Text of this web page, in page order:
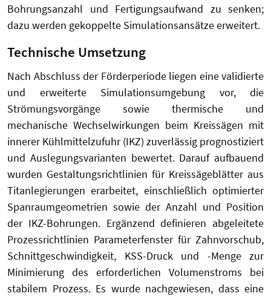
Bohrungsanzahl und Fertigungsaufwand zu senken;
dazu werden gekoppelte Simulationsansätze erweitert.
Technische Umsetzung
Nach Abschluss der Förderperiode liegen eine validierte
und erweiterte Simulationsumgebung vor, die
Strömungsvorgänge sowie thermische und
mechanische Wechselwirkungen beim Kreissägen mit
innerer Kühlmittelzufuhr (IKZ) zuverlässig prognostiziert
und Auslegungsvarianten bewertet. Darauf aufbauend
wurden Gestaltungsrichtlinien für Kreissägeblätter aus
Titanlegierungen erarbeitet, einschließlich optimierter
Spanraumgeometrien sowie der Anzahl und Position
der IKZ-Bohrungen. Ergänzend definieren abgeleitete
Prozessrichtlinien Parameterfenster für Zahnvorschub,
Schnittgeschwindigkeit, KSS-Druck und -Menge zur
Minimierung des erforderlichen Volumenstroms bei
stabilem Prozess. Es wurde nachgewiesen, dass eine